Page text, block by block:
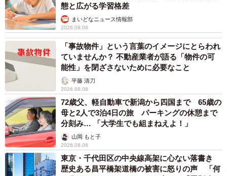
態と広がる学習格差
まいどなニュース情報部
2026.08.06
「事故物件」という言葉のイメージにとらわれ
ていませんか？ 不動産業者が語る「物件の可
能性」を閉ざさないために必要なこと
平藤 清刀
2026.08.06
72歳父、軽自動車で新潟から四国まで 65歳の
母と2人で3泊4日の旅 パーキングの休憩まで
分刻み… 「大学生でも組まねえよ！」
山岡 もと子
2026.08.06
東京・千代田区の中央線高架に心ない落書き
歴史ある昌平橋架道橋の被害に怒りの声 「何